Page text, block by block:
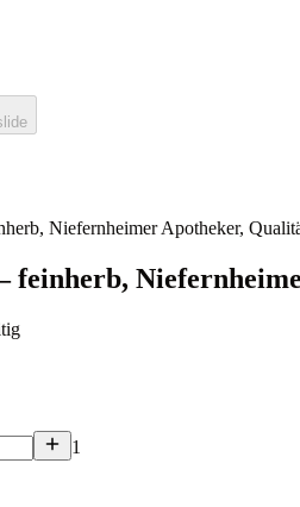
Niefernheimer Apotheker,
feinherb,
1